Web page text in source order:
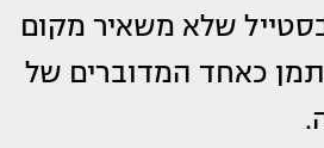
שלא משאיר מקום
כאחד המדוברים של